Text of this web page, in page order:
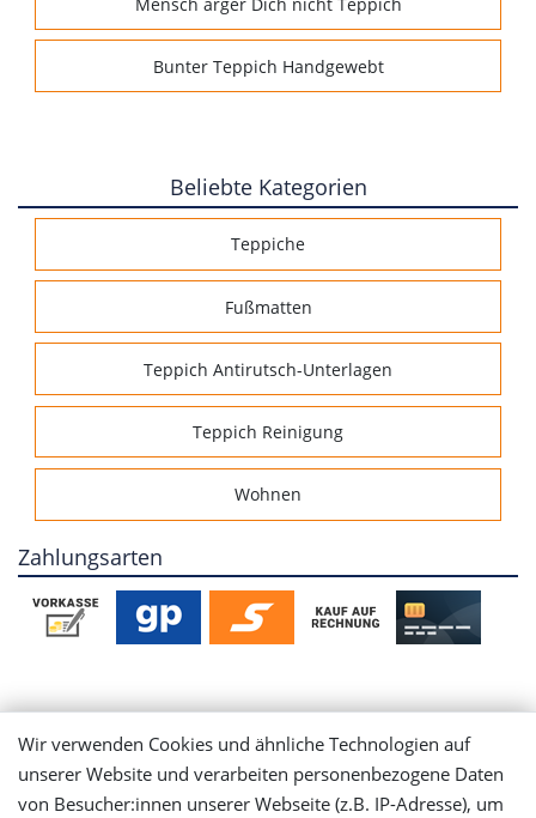
Bunter Teppich Handgewebt
Beliebte Kategorien
Teppiche
Fußmatten
Teppich Antirutsch-Unterlagen
Teppich Reinigung
Wohnen
Zahlungsarten
Mein Konto
Login
Wir verwenden Cookies und ähnliche Technologien auf
unserer Website und verarbeiten personenbezogene Daten
von Besucher:innen unserer Webseite (z.B. IP-Adresse), um